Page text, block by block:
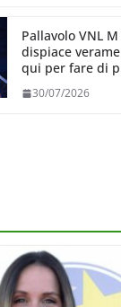
Pallavolo VNL M
dispiace
qui per fare di
30/07/2026